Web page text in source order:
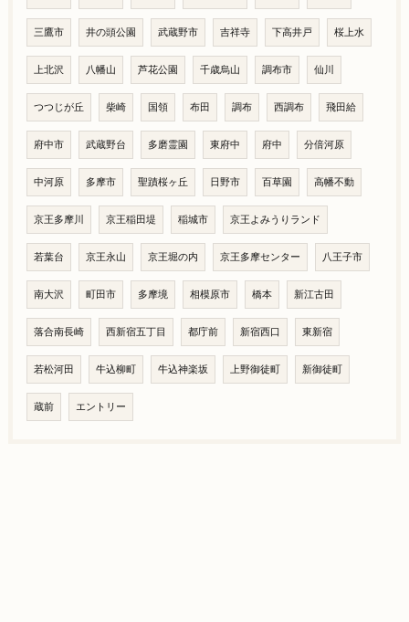
三鷹市 井の頭公園 武蔵野市 吉祥寺 下高井戸 桜上水
上北沢 八幡山 芦花公園 千歳烏山 調布市 仙川
つつじが丘 柴崎 国領 布田 調布 西調布 飛田給
府中市 武蔵野台 多磨霊園 東府中 府中 分倍河原
中河原 多摩市 聖蹟桜ヶ丘 日野市 百草園 高幡不動
京王多摩川 京王稲田堤 稲城市 京王よみうりランド
若葉台 京王永山 京王堀の内 京王多摩センター 八王子市
南大沢 町田市 多摩境 相模原市 橋本 新江古田
落合南長崎 西新宿五丁目 都庁前 新宿西口 東新宿
若松河田 牛込柳町 牛込神楽坂 上野御徒町 新御徒町
蔵前 エントリー